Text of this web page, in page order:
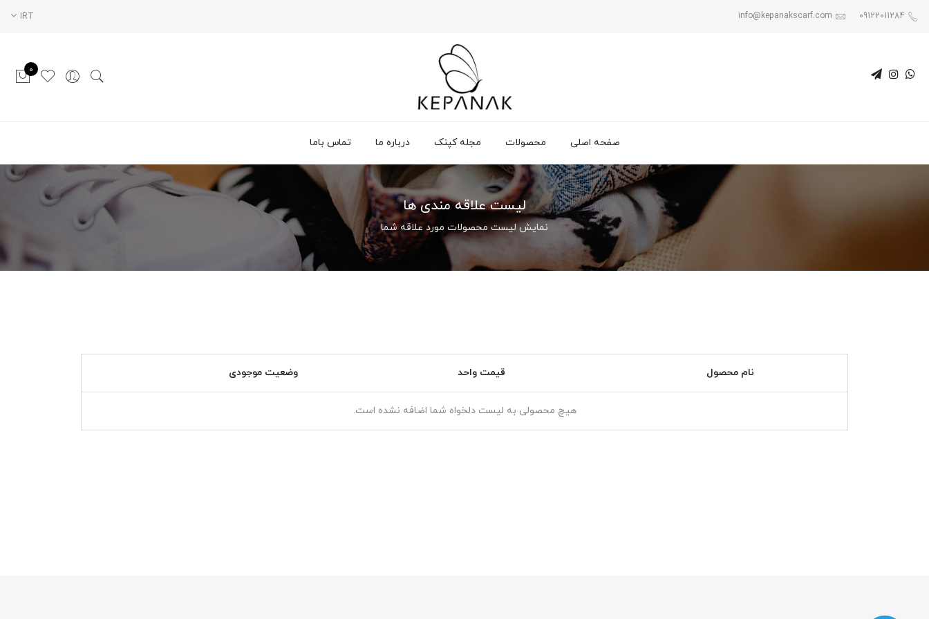
info@kepanakscarf.com
IRT
0
صفحه اصلی محصولات مجله کپنک درباره ما تماس باما
لیست علاقه مندی ها
نمایش لیست محصولات مورد علاقه شما
نام محصول قیمت واحد وضعیت موجودی
هیچ محصولی به لیست دلخواه شما اضافه نشده است.